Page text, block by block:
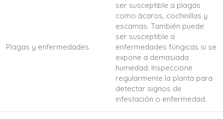
Plagas y enfermedades
ser susceptible a plagas
como ácaros, cochinillas y
escamas. También puede
ser susceptible a
enfermedades fúngicas si se
expone a demasiada
humedad. Inspeccione
regularmente la planta para
detectar signos de
infestación o enfermedad.